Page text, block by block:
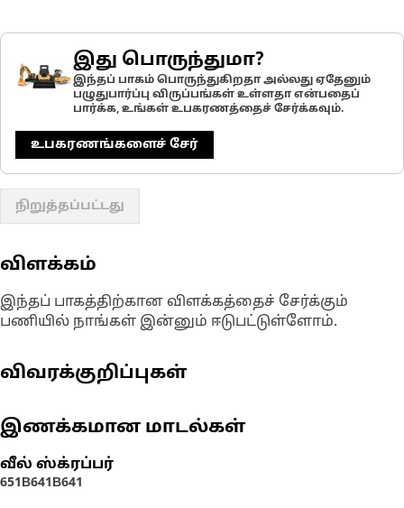
இது பொருந்துமா?
இந்தப் பாகம் பொருந்துகிறதா அல்லது ஏதேனும்
பழுதுபார்ப்பு விருப்பங்கள் உள்ளதா என்பதைப்
பார்க்க, உங்கள் உபகரணத்தைச் சேர்க்கவும்.
உபகரணங்களைச் சேர்
நிறுத்தப்பட்டது
விளக்கம்
இந்தப் பாகத்திற்கான விளக்கத்தைச் சேர்க்கும்
பணியில் நாங்கள் இன்னும் ஈடுபட்டுள்ளோம்.
விவரக்குறிப்புகள்
இணக்கமான மாடல்கள்
வீல் ஸ்க்ரப்பர்
651B641B641